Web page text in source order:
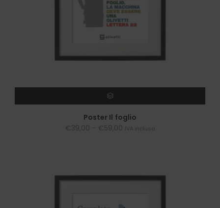
SCEGLI
Poster Il foglio
€39,00 – €59,00 IVA inclusa